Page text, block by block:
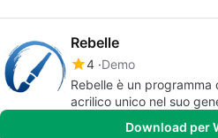
Rebelle
4 Demo
Rebelle è un
acrilico unico nel suo
Download per